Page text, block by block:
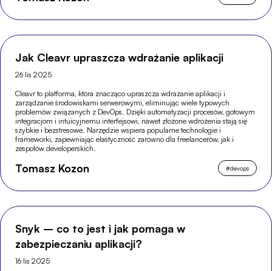
Jak Cleavr upraszcza wdrażanie aplikacji
26 lis 2025
Cleavr to platforma, która znacząco upraszcza wdrażanie aplikacji i
zarządzanie środowiskami serwerowymi, eliminując wiele typowych
problemów związanych z DevOps. Dzięki automatyzacji procesów, gotowym
integracjom i intuicyjnemu interfejsowi, nawet złożone wdrożenia stają się
szybkie i bezstresowe. Narzędzie wspiera popularne technologie i
frameworki, zapewniając elastyczność zarówno dla freelancerów, jak i
zespołów developerskich.
Tomasz Kozon #devops
Snyk – co to jest i jak pomaga w
zabezpieczaniu aplikacji?
16 lis 2025